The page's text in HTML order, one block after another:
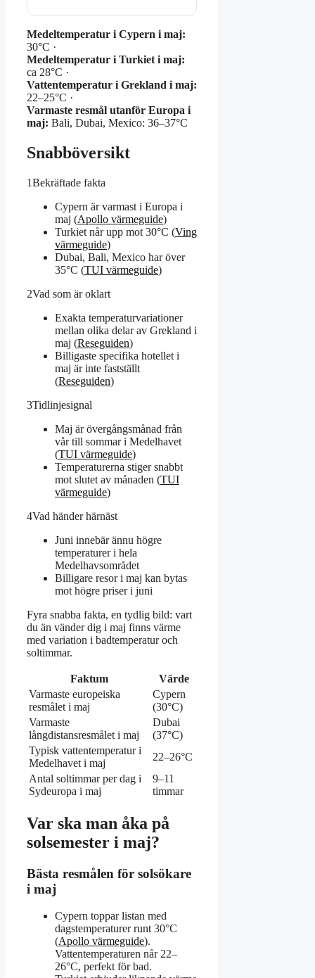
Medeltemperatur i Cypern i maj:
30°C ·
Medeltemperatur i Turkiet i maj:
ca 28°C ·
Vattentemperatur i Grekland i maj:
22–25°C ·
Varmaste resmål utanför Europa i
maj: Bali, Dubai, Mexico: 36–37°C
Snabböversikt
1Bekräftade fakta
Cypern är varmast i Europa i
maj (Apollo värmeguide)
Turkiet når upp mot 30°C (Ving
värmeguide)
Dubai, Bali, Mexico har över
35°C (TUI värmeguide)
2Vad som är oklart
Exakta temperaturvariationer
mellan olika delar av Grekland i
maj (Reseguiden)
Billigaste specifika hotellet i
maj är inte fastställt
(Reseguiden)
3Tidlinjesignal
Maj är övergångsmånad från
vår till sommar i Medelhavet
(TUI värmeguide)
Temperaturerna stiger snabbt
mot slutet av månaden (TUI
värmeguide)
4Vad händer härnäst
Juni innebär ännu högre
temperaturer i hela
Medelhavsområdet
Billigare resor i maj kan bytas
mot högre priser i juni
Fyra snabba fakta, en tydlig bild: vart
du än vänder dig i maj finns värme
med variation i badtemperatur och
soltimmar.
Faktum
Värde
Varmaste europeiska
resmålet i maj
Cypern
(30°C)
Varmaste
långdistansresmålet i maj
Dubai
(37°C)
Typisk vattentemperatur i
Medelhavet i maj
22–26°C
Antal soltimmar per dag i
Sydeuropa i maj
9–11
timmar
Var ska man åka på
solsemester i maj?
Bästa resmålen för solsökare
i maj
Cypern toppar listan med
dagstemperaturer runt 30°C
(Apollo värmeguide).
Vattentemperaturen når 22–
26°C, perfekt för bad.